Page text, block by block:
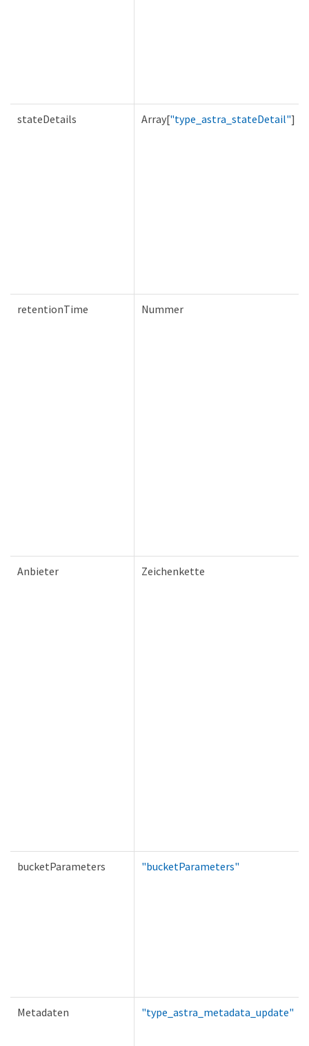
stateDetails Array["type_astra_stateDetail"]
retentionTime Nummer
Anbieter Zeichenkette
bucketParameters "bucketParameters"
Metadaten "type_astra_metadata_update"